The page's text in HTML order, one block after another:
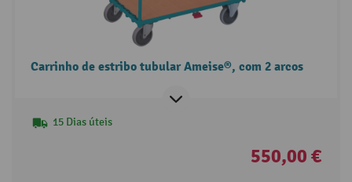
Carrinho de estribo tubular Ameise®, com 2 arcos
15 Dias úteis
550,00 €